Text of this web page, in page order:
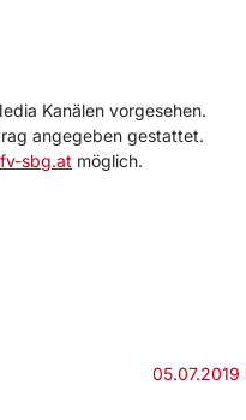
Kanälen vorgesehen.
angegeben gestattet.
sbg.at möglich.
05.07.2019